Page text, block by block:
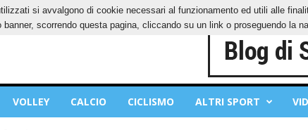
2026 CONTATTI COOKIES PRIVACY POLICY
VOLLEY CALCIO CICLISMO ALTRI SPORT
si avvalgono di cookie necessari al funzionamento ed utili alle
banner, scorrendo questa pagina, cliccando su un link o proseguendo la